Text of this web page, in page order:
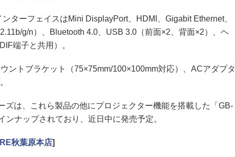
ターフェイスはMini DisplayPort、HDMI、Gigabit Ethernet、
g/n）、Bluetooth 4.0、USB 3.0（前面×2、背面×2）、ヘ
端子と共用）。
ントブラケット（75×75mm/100×100mm対応）、ACアダプタ
は、これら製品の他にプロジェクター機能を搭載した「GB-
ンナップされており、近日中に発売予定。
秋葉原本店]